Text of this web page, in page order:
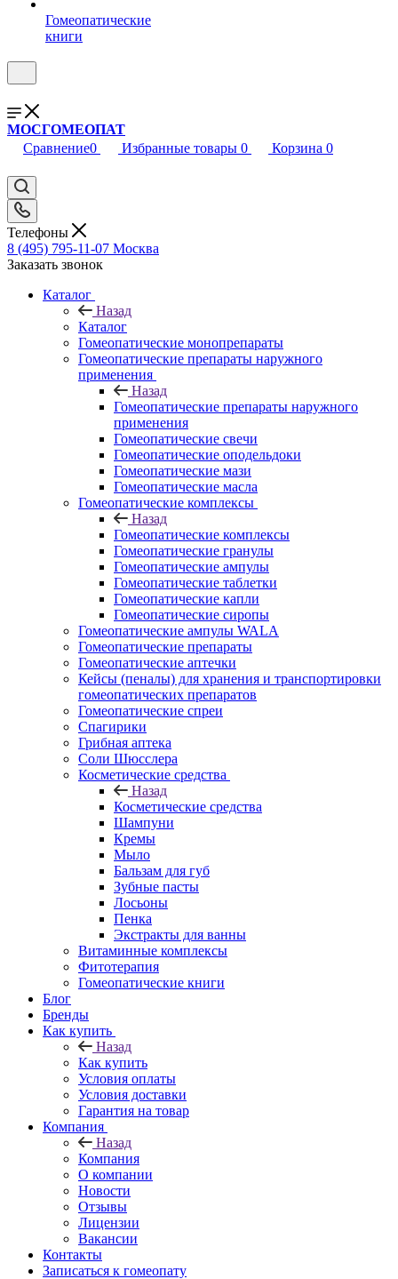
Гомеопатические
книги
МОСГОМЕОПАТ
Сравнение0 Избранные товары 0 Корзина 0
Телефоны
8 (495) 795-11-07 Москва
Заказать звонок
Каталог
Назад
Каталог
Гомеопатические монопрепараты
Гомеопатические препараты наружного
применения
Назад
Гомеопатические препараты наружного
применения
Гомеопатические свечи
Гомеопатические оподельдоки
Гомеопатические мази
Гомеопатические масла
Гомеопатические комплексы
Назад
Гомеопатические комплексы
Гомеопатические гранулы
Гомеопатические ампулы
Гомеопатические таблетки
Гомеопатические капли
Гомеопатические сиропы
Гомеопатические ампулы WALA
Гомеопатические препараты
Гомеопатические аптечки
Кейсы (пеналы) для хранения и транспортировки
гомеопатических препаратов
Гомеопатические спреи
Спагирики
Грибная аптека
Соли Шюсслера
Косметические средства
Назад
Косметические средства
Шампуни
Кремы
Мыло
Бальзам для губ
Зубные пасты
Лосьоны
Пенка
Экстракты для ванны
Витаминные комплексы
Фитотерапия
Гомеопатические книги
Блог
Бренды
Как купить
Назад
Как купить
Условия оплаты
Условия доставки
Гарантия на товар
Компания
Назад
Компания
О компании
Новости
Отзывы
Лицензии
Вакансии
Контакты
Записаться к гомеопату